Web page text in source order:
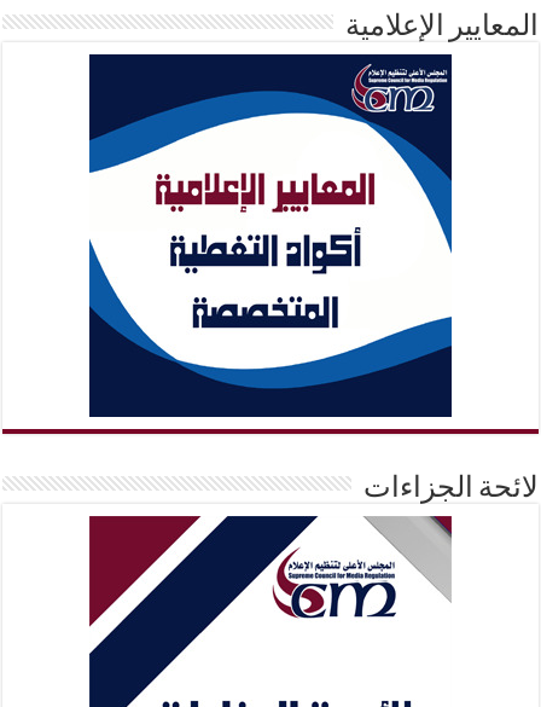
المعايير الإعلامية
لائحة الجزاءات